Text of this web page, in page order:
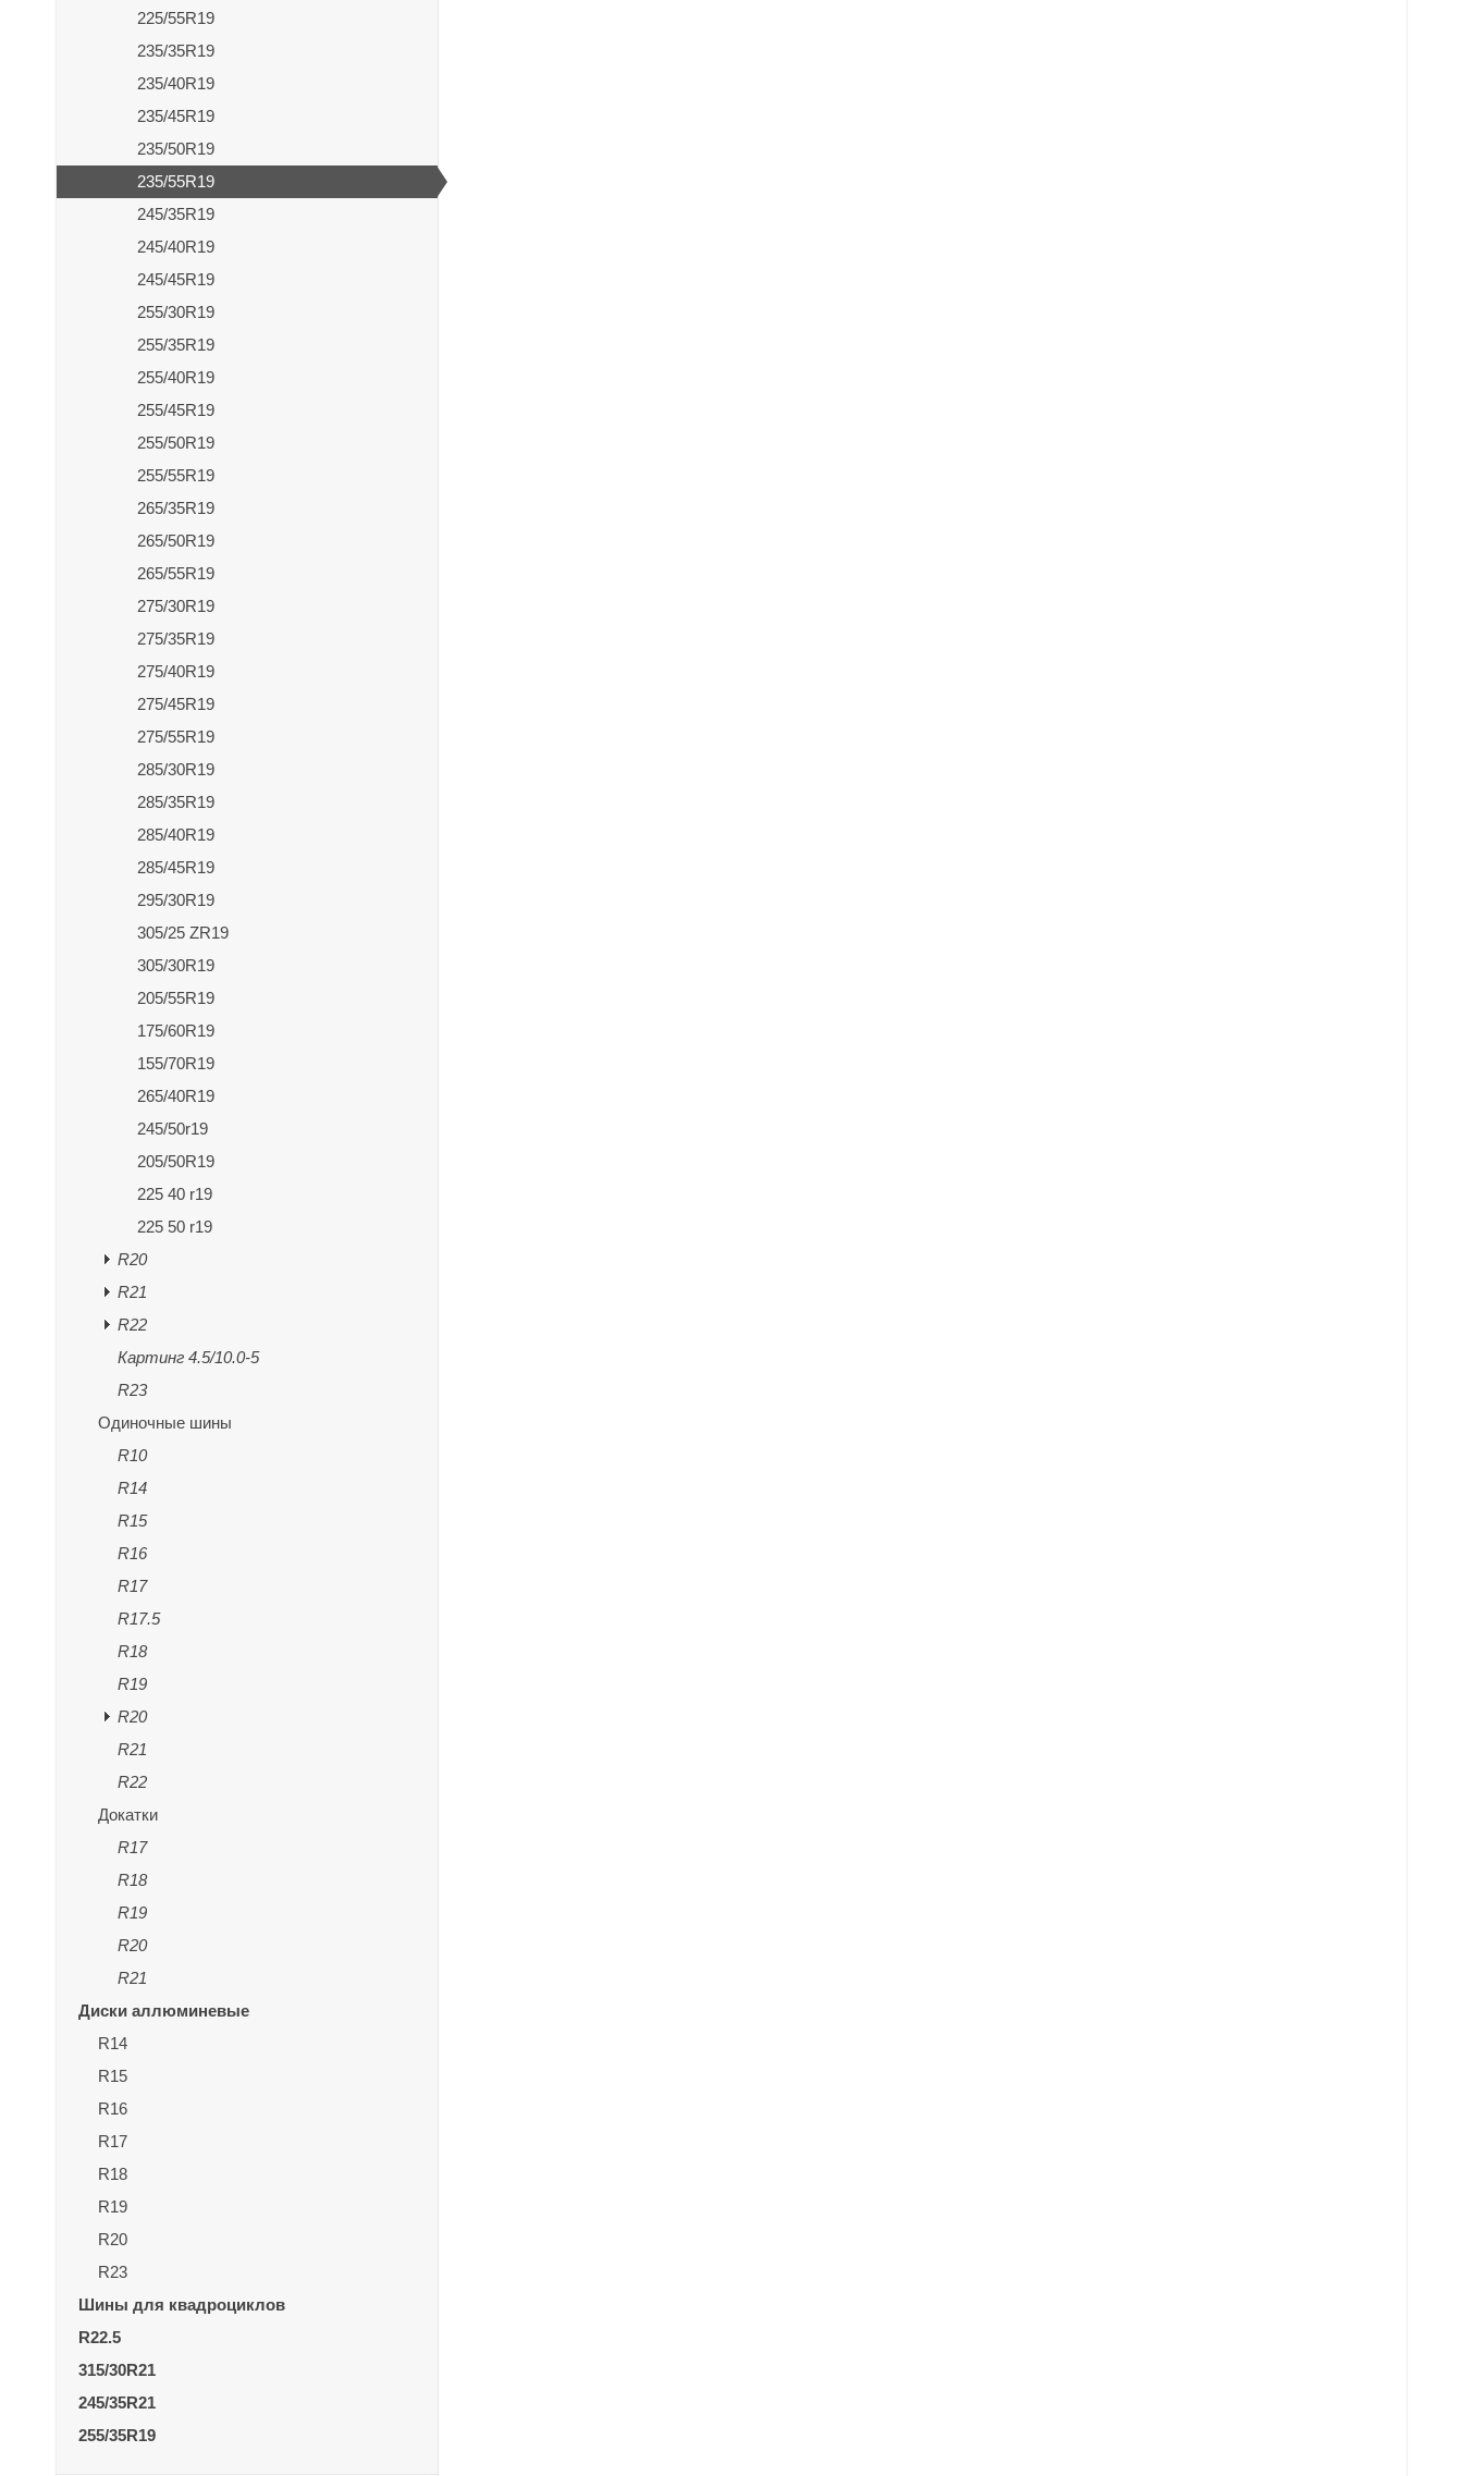
225/55R19
235/35R19
235/40R19
235/45R19
235/50R19
235/55R19
245/35R19
245/40R19
245/45R19
255/30R19
255/35R19
255/40R19
255/45R19
255/50R19
255/55R19
265/35R19
265/50R19
265/55R19
275/30R19
275/35R19
275/40R19
275/45R19
275/55R19
285/30R19
285/35R19
285/40R19
285/45R19
295/30R19
305/25 ZR19
305/30R19
205/55R19
175/60R19
155/70R19
265/40R19
245/50r19
205/50R19
225 40 r19
225 50 r19
R20
R21
R22
Картинг 4.5/10.0-5
R23
Одиночные шины
R10
R14
R15
R16
R17
R17.5
R18
R19
R20
R21
R22
Докатки
R17
R18
R19
R20
R21
Диски аллюминевые
R14
R15
R16
R17
R18
R19
R20
R23
Шины для квадроциклов
R22.5
315/30R21
245/35R21
255/35R19